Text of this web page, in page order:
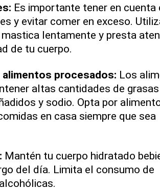
Es importante tener en cuenta
y evitar comer en exceso.
lentamente y presta
de tu cuerpo.
procesados: Los
altas cantidades de grasas
y sodio. Opta por
en casa siempre que sea
Mantén tu cuerpo hidratado
del día. Limita el consumo de